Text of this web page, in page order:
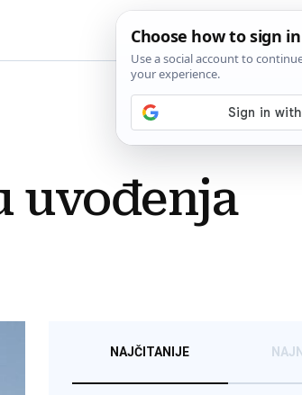
uvođenja
NAJČITANIJE